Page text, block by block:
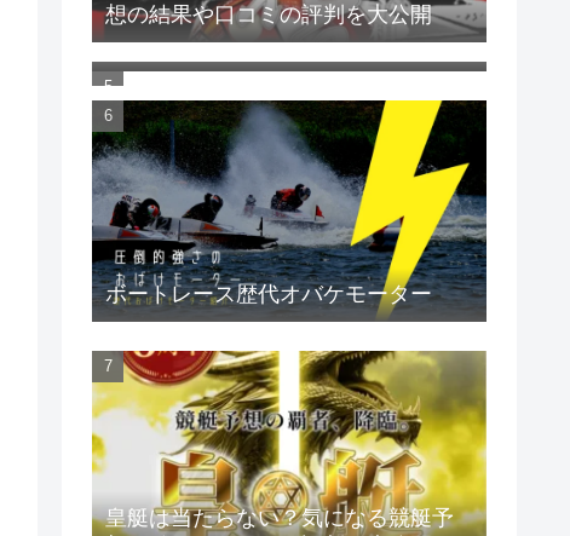
想の結果や口コミの評判を大公開
note（ノート）で販売している競艇
予想家を徹底検証して丸裸にしてや
る！
ボートレース歴代オバケモーター
皇艇は当たらない？気になる競艇予